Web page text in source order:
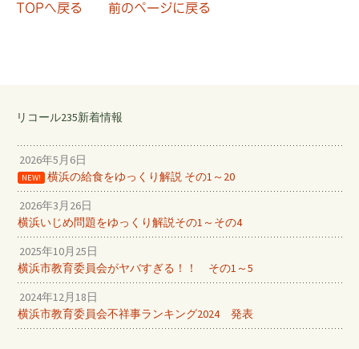
TOPへ戻る 前のページに戻る
リコール235新着情報
2026年5月6日
NEW!
横浜の給食をゆっくり解説 その1～20
2026年3月26日
横浜いじめ問題をゆっくり解説その1～その4
2025年10月25日
横浜市教育委員会がヤバすぎる！！ その1～5
2024年12月18日
横浜市教育委員会不祥事ランキング2024 発表